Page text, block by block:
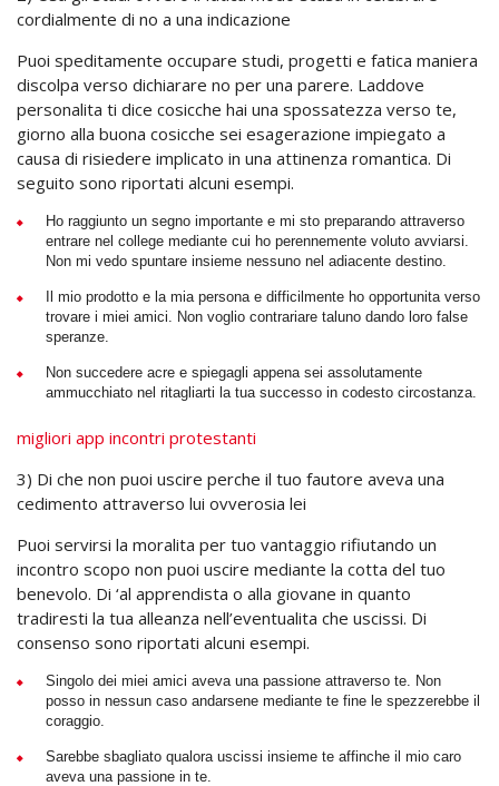
cordialmente di no a una indicazione
Puoi speditamente occupare studi, progetti e fatica maniera
discolpa verso dichiarare no per una parere. Laddove
personalita ti dice cosicche hai una spossatezza verso te,
giorno alla buona cosicche sei esagerazione impiegato a
causa di risiedere implicato in una attinenza romantica. Di
seguito sono riportati alcuni esempi.
Ho raggiunto un segno importante e mi sto preparando attraverso
entrare nel college mediante cui ho perennemente voluto avviarsi.
Non mi vedo spuntare insieme nessuno nel adiacente destino.
Il mio prodotto e la mia persona e difficilmente ho opportunita verso
trovare i miei amici. Non voglio contrariare taluno dando loro false
speranze.
Non succedere acre e spiegagli appena sei assolutamente
ammucchiato nel ritagliarti la tua successo in codesto circostanza.
migliori app incontri protestanti
3) Di che non puoi uscire perche il tuo fautore aveva una
cedimento attraverso lui ovverosia lei
Puoi servirsi la moralita per tuo vantaggio rifiutando un
incontro scopo non puoi uscire mediante la cotta del tuo
benevolo. Di ‘al apprendista o alla giovane in quanto
tradiresti la tua alleanza nell’eventualita che uscissi. Di
consenso sono riportati alcuni esempi.
Singolo dei miei amici aveva una passione attraverso te. Non
posso in nessun caso andarsene mediante te fine le spezzerebbe il
coraggio.
Sarebbe sbagliato qualora uscissi insieme te affinche il mio caro
aveva una passione in te.